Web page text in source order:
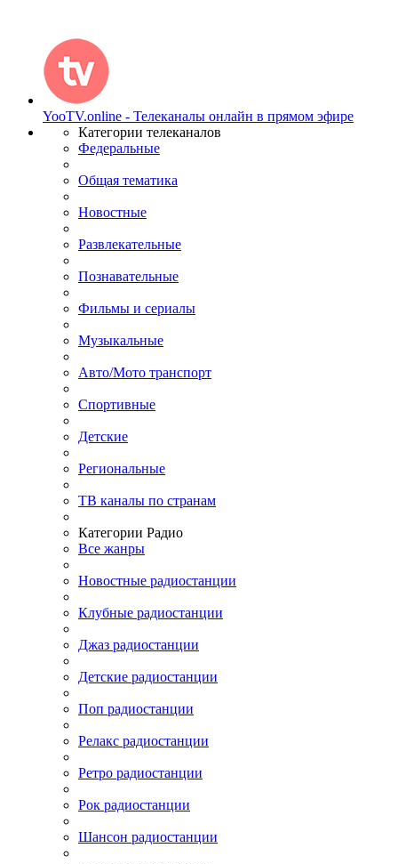
YooTV.online - Телеканалы онлайн в прямом эфире
Категории телеканалов
Федеральные
Общая тематика
Новостные
Развлекательные
Познавательные
Фильмы и сериалы
Музыкальные
Авто/Мото транспорт
Спортивные
Детские
Региональные
ТВ каналы по странам
Категории Радио
Все жанры
Новостные радиостанции
Клубные радиостанции
Джаз радиостанции
Детские радиостанции
Поп радиостанции
Релакс радиостанции
Ретро радиостанции
Рок радиостанции
Шансон радиостанции